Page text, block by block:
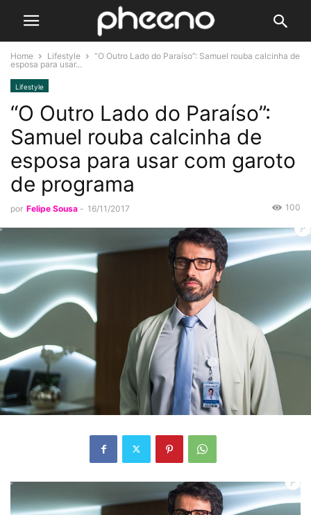
Home Lifestyle
“O Outro Lado do Paraíso”: Samuel rouba calcinha de
esposa para usar...
Lifestyle
“O Outro Lado do Paraíso”:
Samuel rouba calcinha de
esposa para usar com garoto
de programa
por Felipe Sousa - 16/11/2017 100